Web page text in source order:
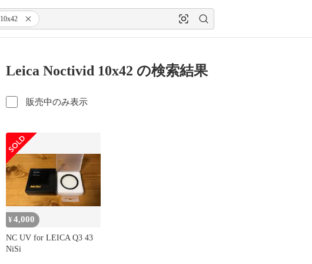
10x42
Leica Noctivid 10x42 の検索結果
販売中のみ表示
¥4,000
NC UV for LEICA Q3 43
NiSi